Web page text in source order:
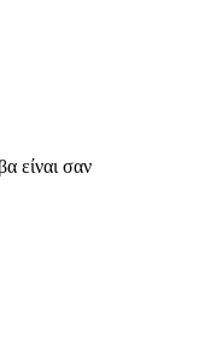
είναι σαν